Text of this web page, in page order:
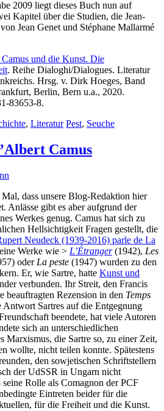
2009 liegt dieses Buch nun auf
Kapitel über die Studien, die Jean-
Jean Genet und Stéphane Mallarmé
Camus und die Kunst. Die
. Reihe Dialoghi/Dialogues. Literatur
Hrsg. v. Dirk Hoeges, Band
Berlin, Bern u.a., 2020.
83653-8.
, Literatur Pest, Seuche
Camus
dass unsere Blog-Redaktion hier
Anlässe gibt es aber aufgrund der
Werkes genug. Camus hat sich zu
Hellsichtigkeit Fragen gestellt, die
Neudeck (1939-2016) parle de La
Werke wie > L’Étranger(1942), Les
oder La peste (1947) wurden zu den
Er, wie Sartre, hatte Kunst und
verbunden. Ihr Streit, den Francis
beauftragten Rezension in den Temps
Antwort Sartres auf die Entgegnung
beendete, hat viele Autoren
sich an unterschiedlichen
Marxismus, die Sartre so, zu einer Zeit,
wollte, nicht teilen konnte. Spätestens
den sowjetischen Schriftstellern
der UdSSR in Ungarn nicht
Rolle als Comagnon der PCF
Eintreten beider für die
für die Freiheit und die Kunst.